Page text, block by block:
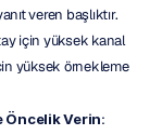
veren başlıktır.
için yüksek kanal
yüksek örnekleme
Öncelik Verin: